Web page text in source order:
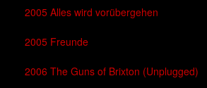
2005 Alles wird vorübergehen
2005 Freunde
2006 The Guns of Brixton (Unplugged)